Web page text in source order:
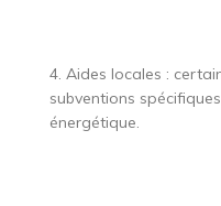
4. Aides locales :
subventions
énergétique.